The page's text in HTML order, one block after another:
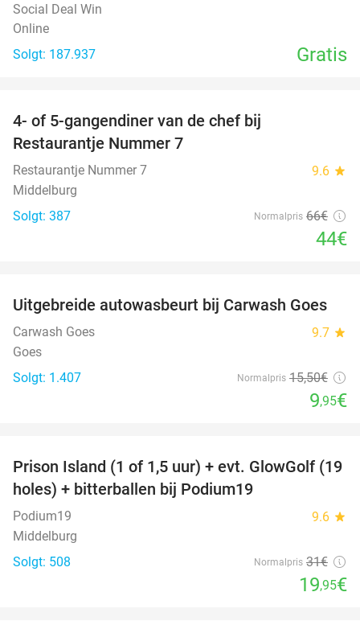
Social Deal Win
Online
Solgt: 187.937
Gratis
4- of 5-gangendiner van de chef bij
Restaurantje Nummer 7
Restaurantje Nummer 7 9.6 star
Middelburg
Solgt: 387
Normalpris 66€
44€
36%
Uitgebreide autowasbeurt bij Carwash Goes
Carwash Goes 9.7 star
Goes
Solgt: 1.407
Normalpris 15,50€
9,95€
36%
Prison Island (1 of 1,5 uur) + evt. GlowGolf (19
holes) + bitterballen bij Podium19
Podium19 9.6 star
Middelburg
Solgt: 508
Normalpris 31€
19,95€